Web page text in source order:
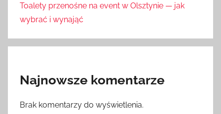
Toalety przenośne na event w Olsztynie — jak
wybrać i wynająć
Najnowsze komentarze
Brak komentarzy do wyświetlenia.